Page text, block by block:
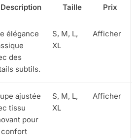
Description Taille Prix
élégance
des
subtils.
S, M, L,
XL
Afficher
ajustée
tissu
pour
confort
S, M, L,
XL
Afficher